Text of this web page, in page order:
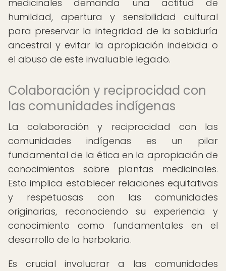
medicinales demanda una actitud de
humildad, apertura y sensibilidad cultural
para preservar la integridad de la sabiduría
ancestral y evitar la apropiación indebida o
el abuso de este invaluable legado.
Colaboración y reciprocidad con
las comunidades indígenas
La colaboración y reciprocidad con las
comunidades indígenas es un pilar
fundamental de la ética en la apropiación de
conocimientos sobre plantas medicinales.
Esto implica establecer relaciones equitativas
y respetuosas con las comunidades
originarias, reconociendo su experiencia y
conocimiento como fundamentales en el
desarrollo de la herbolaria.
Es crucial involucrar a las comunidades